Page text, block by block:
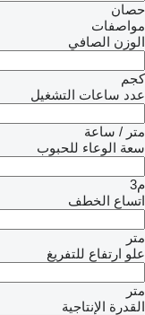
حصان
مواصفات
الوزن الصافي
كجم
عدد ساعات التشغيل
متر / ساعة
سعة الوعاء للحبوب
م3
اتساع الخطف
متر
علو ارتفاع للتفريغ
متر
القدرة الإنتاجية